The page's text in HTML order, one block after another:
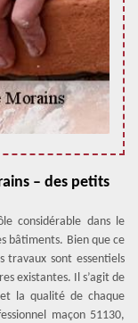
– des petits
considérable dans le
bâtiments. Bien que ce
travaux sont essentiels
existantes. Il s’agit de
la qualité de chaque
maçon 51130,